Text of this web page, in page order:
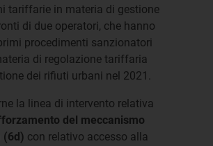
tariffarie in materia di gestione
di due operatori, che hanno
procedimenti sanzionatori
di regolazione tariffaria
dei rifiuti urbani nel 2021.
la linea di intervento relativa
del meccanismo
(6d) con relativo accesso alla